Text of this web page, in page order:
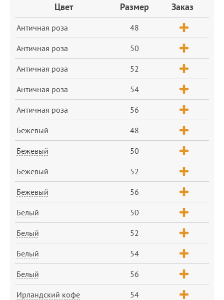
Цвет Размер Заказ
Античная роза 48
Античная роза 50
Античная роза 52
Античная роза 54
Античная роза 56
Бежевый 48
Бежевый 50
Бежевый 52
Бежевый 56
Белый 50
Белый 52
Белый 54
Белый 56
Ирландский кофе 54